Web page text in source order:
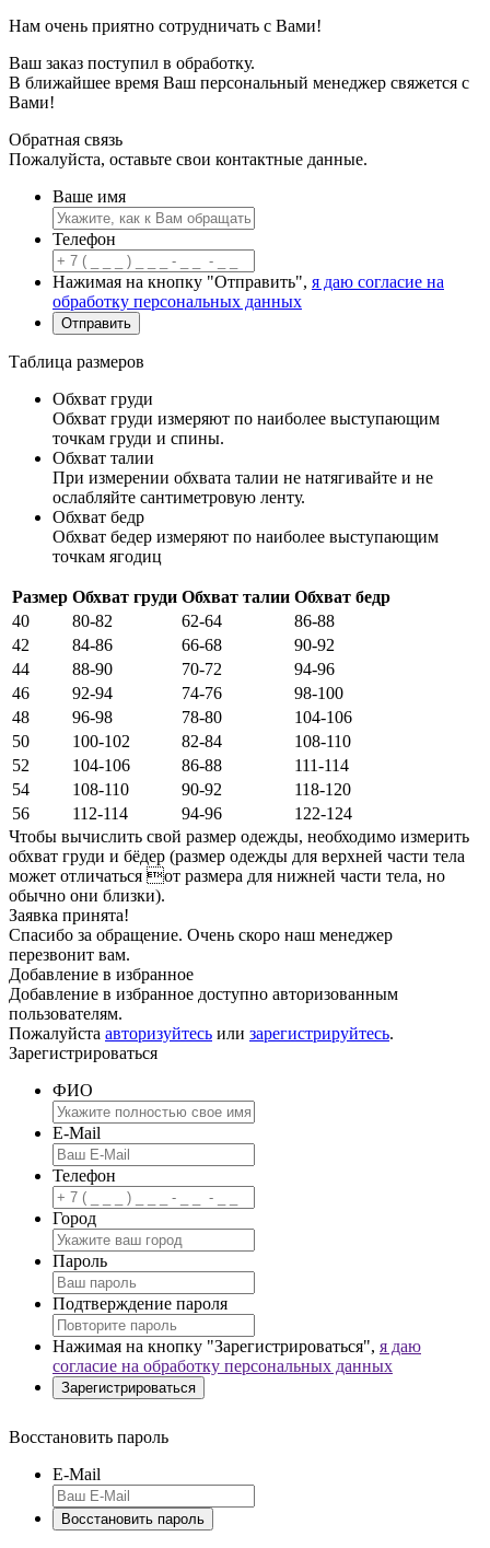
Нам очень приятно сотрудничать с Вами!
Ваш заказ поступил в обработку.
В ближайшее время Ваш персональный менеджер свяжется с
Вами!
Обратная связь
Пожалуйста, оставьте свои контактные данные.
Ваше имя
Телефон
Нажимая на кнопку "Отправить", я даю согласие на
обработку персональных данных
Таблица размеров
Обхват груди
Обхват груди измеряют по наиболее выступающим
точкам груди и спины.
Обхват талии
При измерении обхвата талии не натягивайте и не
ослабляйте сантиметровую ленту.
Обхват бедр
Обхват бедер измеряют по наиболее выступающим
точкам ягодиц
Размер Обхват груди Обхват талии Обхват бедр
40
80-82 62-64
86-88
42
84-86 66-68
90-92
44
88-90 70-72
94-96
46
92-94 74-76
98-100
48
96-98 78-80
104-106
50
100-102 82-84
108-110
52
104-106 86-88
111-114
54
108-110 90-92
118-120
56
112-114 94-96
122-124
Чтобы вычислить свой размер одежды, необходимо измерить
обхват груди и бёдер (размер одежды для верхней части тела
может отличаться от размера для нижней части тела, но
обычно они близки).
Заявка принята!
Спасибо за обращение. Очень скоро наш менеджер
перезвонит вам.
Добавление в избранное
Добавление в избранное доступно авторизованным
пользователям.
Пожалуйста авторизуйтесь или зарегистрируйтесь.
Зарегистрироваться
ФИО
E-Mail
Телефон
Город
Пароль
Подтверждение пароля
Нажимая на кнопку "Зарегистрироваться", я даю
согласие на обработку персональных данных
Восстановить пароль
E-Mail